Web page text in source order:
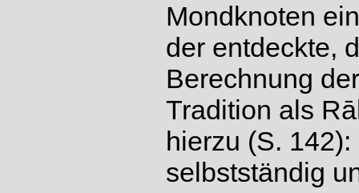
Mondknoten
der entdeckte,
Berechnung
Tradition als
hierzu (S.
selbstständig